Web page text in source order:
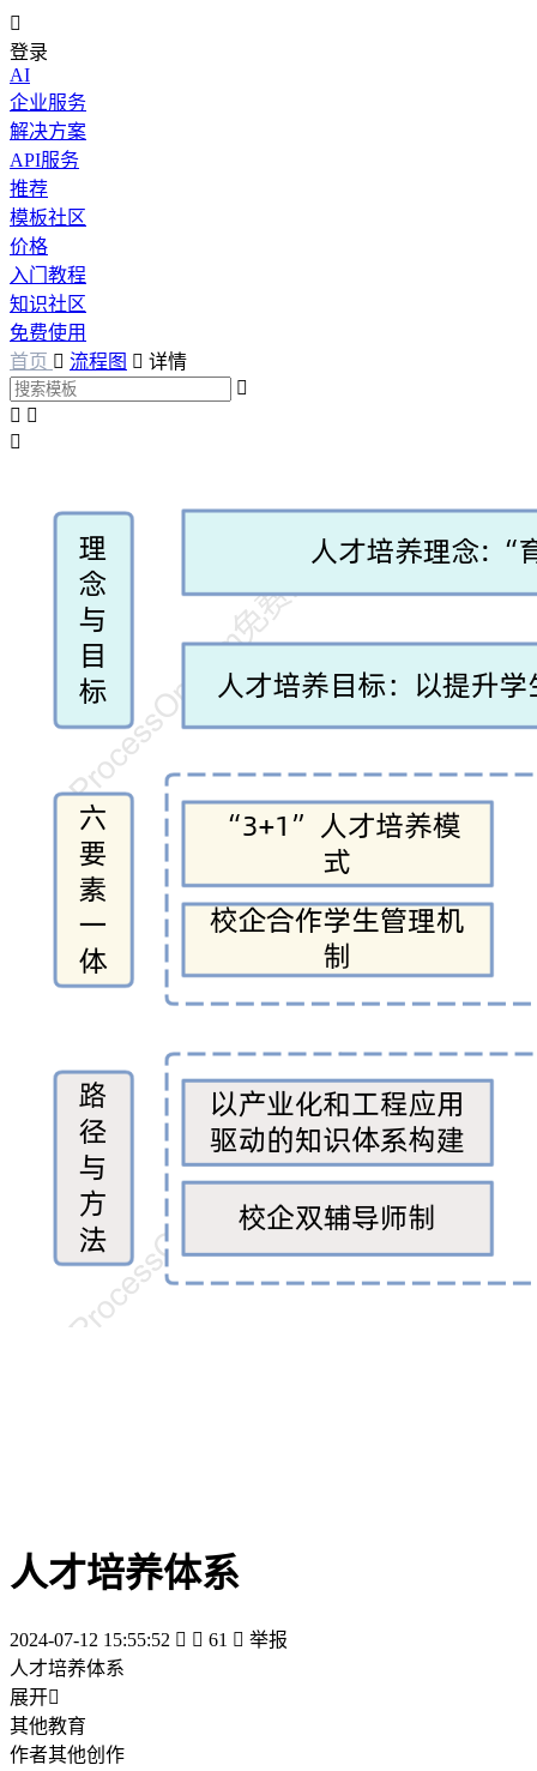

登录
AI
企业服务
解决方案
API服务
推荐
模板社区
价格
入门教程
知识社区
免费使用
首页  流程图  详情

 

人才培养体系
2024-07-12 15:55:52   61  举报
人才培养体系
展开
其他教育
作者其他创作